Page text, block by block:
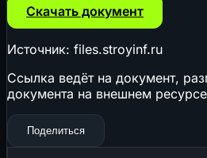
Скачать документ
Источник: files.stroyinf.ru
Ссылка ведёт на документ,
документа на внешнем
Поделиться